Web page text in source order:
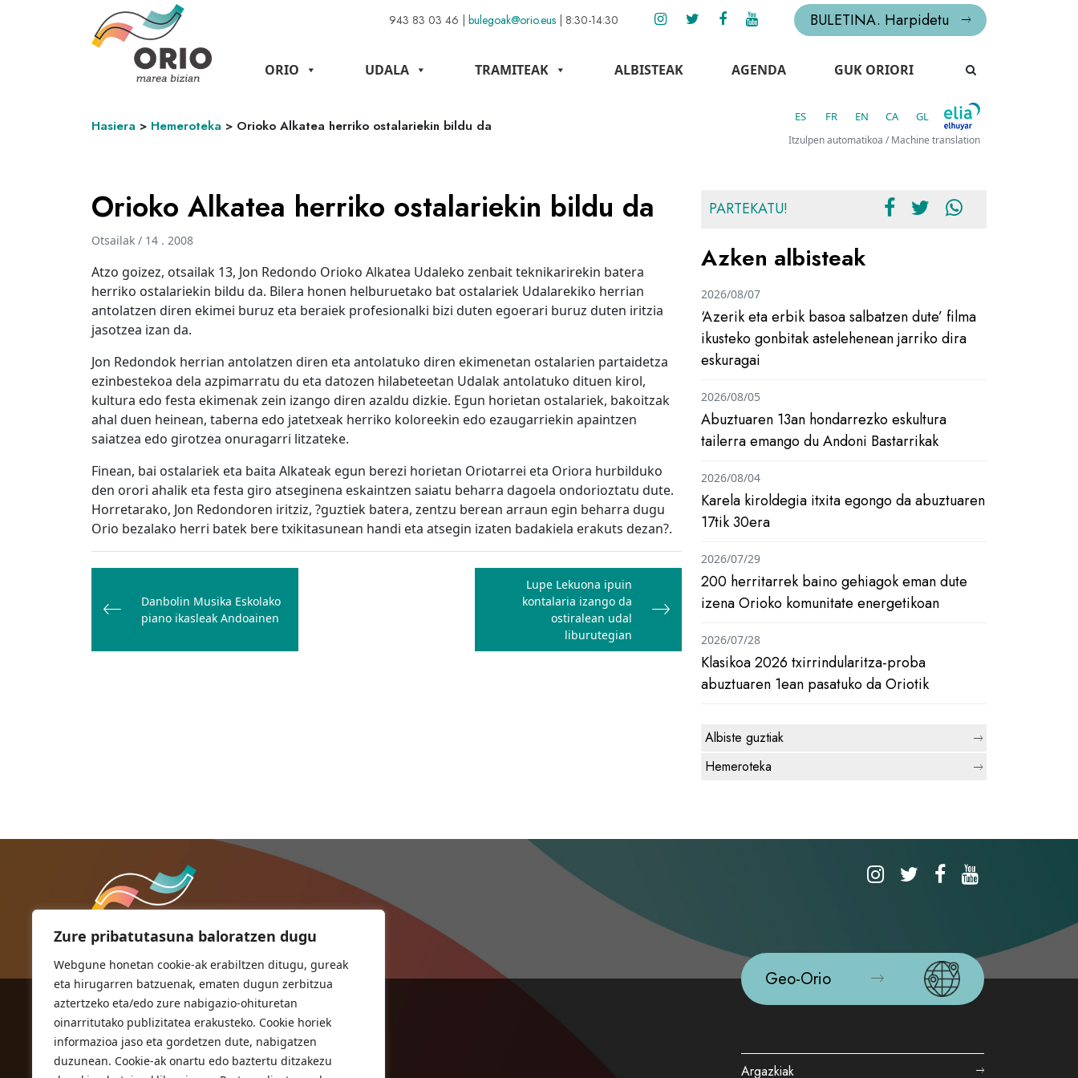
Zure pribatutasuna baloratzen dugu
Webgune honetan cookie-ak erabiltzen ditugu, gureak
eta hirugarren batzuenak, ematen dugun zerbitzua
aztertzeko eta/edo zure nabigazio-ohituretan
oinarritutako publizitatea erakusteko. Cookie horiek
informazioa jaso eta gordetzen dute, nabigatzen
duzunean. Cookie-ak onartu edo baztertu ditzakezu
943 83 03 46 | bulegoak@orio.eus | 8:30-14:30 BULETINA. Harpidetu
ORIO UDALA TRAMITEAK ALBISTEAK AGENDA GUK ORIORI
Hasiera > Hemeroteka > Orioko Alkatea herriko ostalariekin bildu da
ES FR EN CA GL
Itzulpen automatikoa / Machine translation
Orioko Alkatea herriko ostalariekin bildu da
Otsailak / 14 . 2008
Atzo goizez, otsailak 13, Jon Redondo Orioko Alkatea Udaleko zenbait teknikarirekin batera
herriko ostalariekin bildu da. Bilera honen helburuetako bat ostalariek Udalarekiko herrian
antolatzen diren ekimei buruz eta beraiek profesionalki bizi duten egoerari buruz duten iritzia
jasotzea izan da.
Jon Redondok herrian antolatzen diren eta antolatuko diren ekimenetan ostalarien partaidetza
ezinbestekoa dela azpimarratu du eta datozen hilabeteetan Udalak antolatuko dituen kirol,
kultura edo festa ekimenak zein izango diren azaldu dizkie. Egun horietan ostalariek, bakoitzak
ahal duen heinean, taberna edo jatetxeak herriko koloreekin edo ezaugarriekin apaintzen
saiatzea edo girotzea onuragarri litzateke.
Finean, bai ostalariek eta baita Alkateak egun berezi horietan Oriotarrei eta Oriora hurbilduko
den orori ahalik eta festa giro atseginena eskaintzen saiatu beharra dagoela ondorioztatu dute.
Horretarako, Jon Redondoren iritziz, ?guztiek batera, zentzu berean arraun egin beharra dugu
Orio bezalako herri batek bere txikitasunean handi eta atsegin izaten badakiela erakuts dezan?.
Bidalketetan
zehar
nabigatu
Danbolin Musika Eskolako
piano ikasleak Andoainen
Lupe Lekuona ipuin
kontalaria izango da
ostiralean udal
liburutegian
PARTEKATU!
Azken albisteak
‘Azerik eta erbik basoa salbatzen dute’ filma
ikusteko gonbitak astelehenean jarriko dira
eskuragai
2026/08/07
Abuztuaren 13an hondarrezko eskultura
tailerra emango du Andoni Bastarrikak
2026/08/05
Karela kiroldegia itxita egongo da abuztuaren
17tik 30era
2026/08/04
200 herritarrek baino gehiagok eman dute
izena Orioko komunitate energetikoan
2026/07/29
Klasikoa 2026 txirrindularitza-proba
abuztuaren 1ean pasatuko da Oriotik
2026/07/28
Albiste guztiak
Hemeroteka
Geo-Orio
Argazkiak
ORIOKO UDALA
Herriko plaza,1
20810 Orio (Gipuzkoa)
T. 943 83 03 46